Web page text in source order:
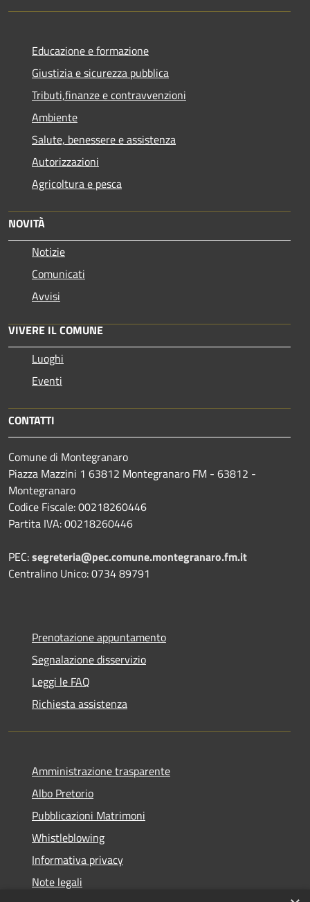
Educazione e formazione
Giustizia e sicurezza pubblica
Tributi,finanze e contravvenzioni
Ambiente
Salute, benessere e assistenza
Autorizzazioni
Agricoltura e pesca
NOVITÀ
Notizie
Comunicati
Avvisi
VIVERE IL COMUNE
Luoghi
Eventi
CONTATTI
Comune di Montegranaro
Piazza Mazzini 1 63812 Montegranaro FM - 63812 -
Montegranaro
Codice Fiscale: 00218260446
Partita IVA: 00218260446
PEC:segreteria@pec.comune.montegranaro.fm.it
Centralino Unico: 0734 89791
Prenotazione appuntamento
Segnalazione disservizio
Leggi le FAQ
Richiesta assistenza
Amministrazione trasparente
Albo Pretorio
Pubblicazioni Matrimoni
Whistleblowing
Informativa privacy
Note legali